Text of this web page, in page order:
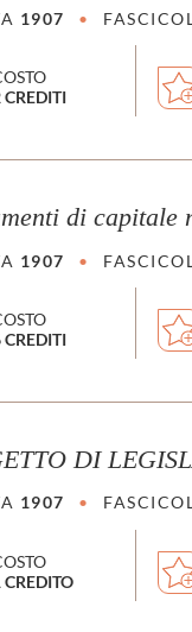
1907 •
CREDITI
di capitale
1907 •
CREDITI
DI
1907 •
CREDITO